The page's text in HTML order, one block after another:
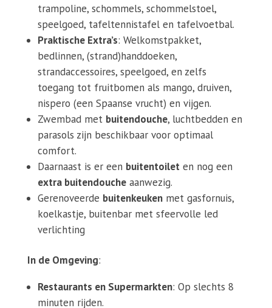
trampoline, schommels, schommelstoel,
speelgoed, tafeltennistafel en tafelvoetbal.
Praktische Extra’s: Welkomstpakket,
bedlinnen, (strand)handdoeken,
strandaccessoires, speelgoed, en zelfs
toegang tot fruitbomen als mango, druiven,
nispero (een Spaanse vrucht) en vijgen.
Zwembad met buitendouche, luchtbedden en
parasols zijn beschikbaar voor optimaal
comfort.
Daarnaast is er een buitentoileten nog een
extra buitendoucheaanwezig.
Gerenoveerde buitenkeukenmet gasfornuis,
koelkastje, buitenbar met sfeervolle led
verlichting
In de Omgeving:
Restaurants en Supermarkten: Op slechts 8
minuten rijden.